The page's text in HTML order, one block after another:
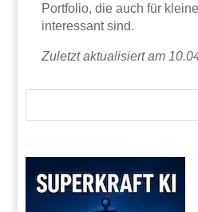
Portfolio, die auch für
interessant sind.
Zuletzt aktualisiert am